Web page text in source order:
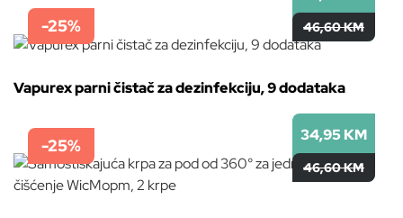
-25% 46,60 KM
Vapurex parni čistač za dezinfekciju, 9 dodataka
-25%
34,95 KM
46,60 KM